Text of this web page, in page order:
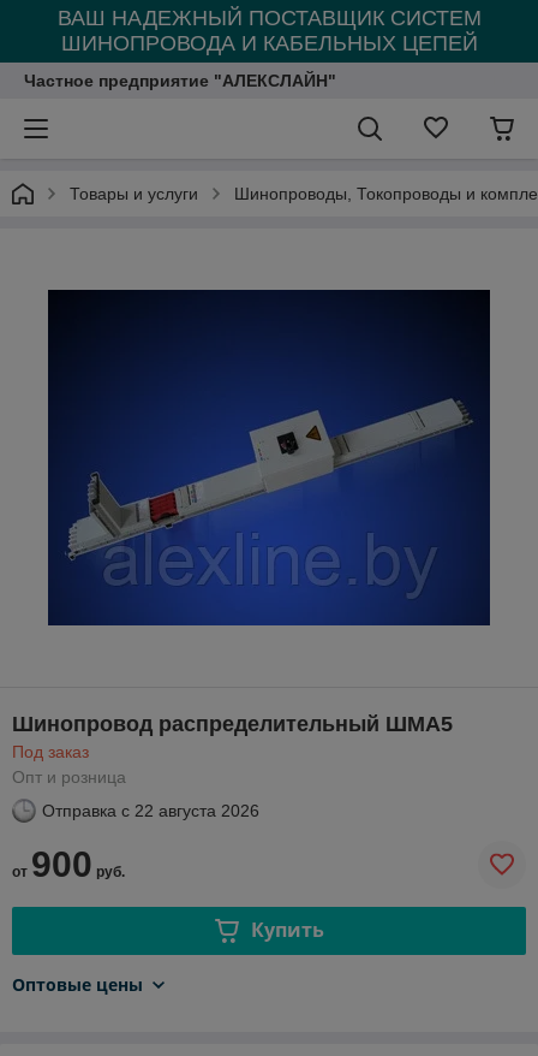
ВАШ НАДЕЖНЫЙ ПОСТАВЩИК СИСТЕМ
ШИНОПРОВОДА И КАБЕЛЬНЫХ ЦЕПЕЙ
Частное предприятие "АЛЕКСЛАЙН"
Товары и услуги Шинопроводы, Токопроводы и
Шинопровод распределительный ШМА5
Под заказ
Опт и розница
Отправка с 22 августа 2026
от 900 руб.
Купить
Оптовые цены